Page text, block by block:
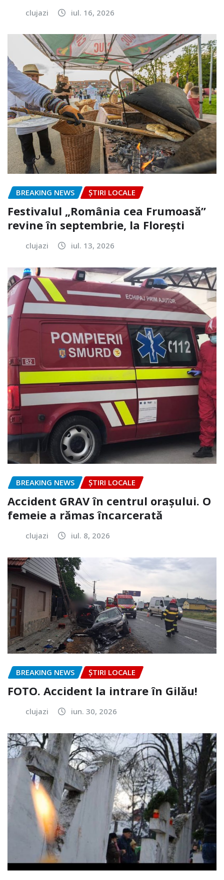
clujazi iul. 16, 2026
BREAKING NEWS ȘTIRI LOCALE
Festivalul „România cea Frumoasă”
revine în septembrie, la Florești
clujazi iul. 13, 2026
BREAKING NEWS ȘTIRI LOCALE
Accident GRAV în centrul orașului. O
femeie a rămas încarcerată
clujazi iul. 8, 2026
BREAKING NEWS ȘTIRI LOCALE
FOTO. Accident la intrare în Gilău!
clujazi iun. 30, 2026